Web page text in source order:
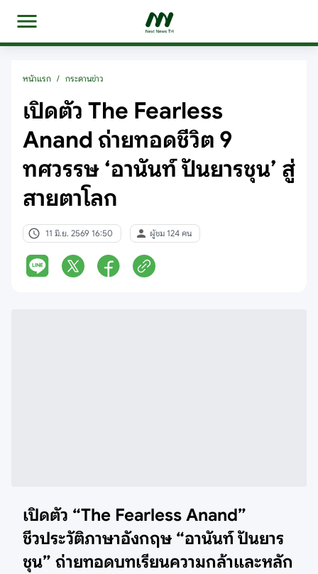
หน้าแรก / กระดานข่าว
เปิดตัว The Fearless
Anand ถ่ายทอดชีวิต 9
ทศวรรษ ‘อานันท์ ปันยารชุน’ สู่
สายตาโลก
11 มิ.ย. 2569 16:50 ผู้ชม 124 คน
เปิดตัว “The Fearless Anand”
ชีวประวัติภาษาอังกฤษ “อานันท์ ปันยาร
ชุน” ถ่ายทอดบทเรียนความกล้าและหลัก